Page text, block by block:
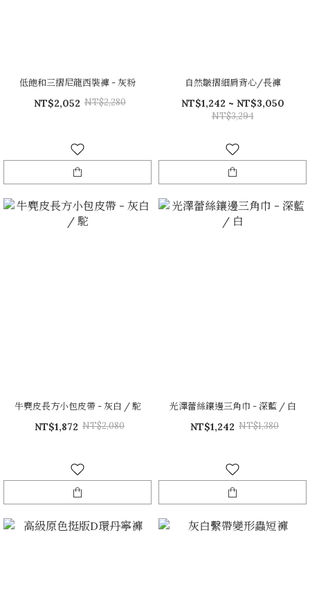
低飽和三摺尼龍西裝褲 - 灰粉
NT$2,052 NT$2,280
自然皺摺細肩背心/長褲
NT$1,242 ~ NT$3,050
NT$3,294
牛麂皮長方小包皮帶 - 灰白 / 駝
NT$1,872 NT$2,080
光澤蕾絲鑲邊三角巾 - 深藍 / 白
NT$1,242 NT$1,380